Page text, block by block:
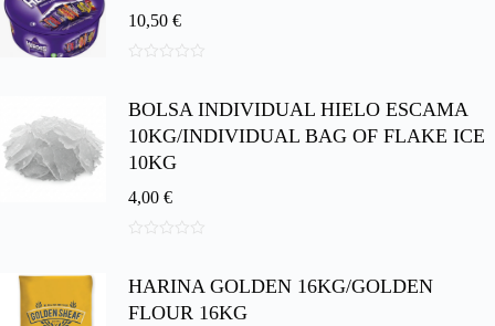
10,50 €
e
BOLSA INDIVIDUAL HIELO ESCAMA
10KG/INDIVIDUAL BAG OF FLAKE ICE
10KG
4,00 €
e
HARINA GOLDEN 16KG/GOLDEN
FLOUR 16KG